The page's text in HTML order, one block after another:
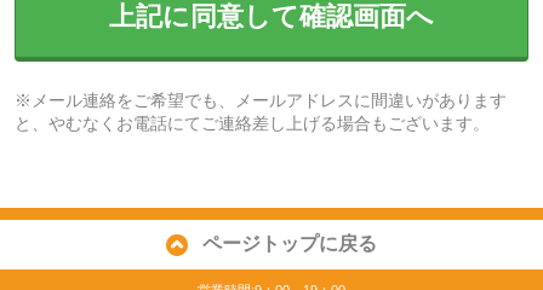
上記に同意して確認画面へ
※メール連絡をご希望でも、メールアドレスに間違いがあります
と、やむなくお電話にてご連絡差し上げる場合もございます。
ページトップに戻る